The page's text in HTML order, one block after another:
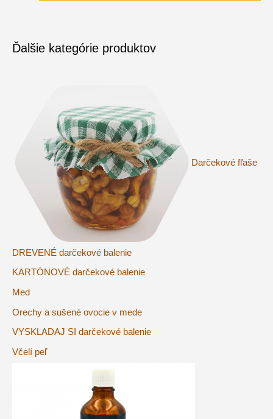
Ďalšie kategórie produktov
Darčekové fľaše
DREVENÉ darčekové balenie
KARTÓNOVÉ darčekové balenie
Med
Orechy a sušené ovocie v mede
VYSKLADAJ SI darčekové balenie
Včelí peľ